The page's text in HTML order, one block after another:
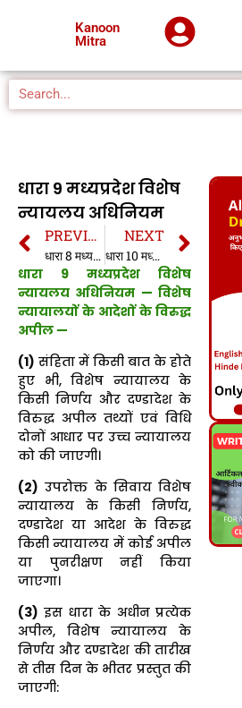
Kanoon
Mitra
धारा 9 मध्यप्रदेश विशेष
न्यायलय अधिनियम
PREVIOUS
धारा 8 मध्यप्रदेश विशेष न्यायलय अधिनियम
NEXT
धारा 10 मध्यप्रदेश विशेष न्यायलय अधिनियम
धारा 9 मध्यप्रदेश विशेष
न्यायलय अधिनियम — विशेष
न्यायालयों के आदेशों के विरुद्ध
अपील —
(1) संहिता में किसी बात के होते
हुए भी, विशेष न्यायालय के
किसी निर्णय और दण्डादेश के
विरुद्ध अपील तथ्यों एवं विधि
दोनों आधार पर उच्च न्यायालय
को की जाएगी।
(2) उपरोक्त के सिवाय विशेष
न्यायालय के किसी निर्णय,
दण्डादेश या आदेश के विरुद्ध
किसी न्यायालय में कोई अपील
या पुनरीक्षण नहीं किया
जाएगा।
(3) इस धारा के अधीन प्रत्येक
अपील, विशेष न्यायालय के
निर्णय और दण्डादेश की तारीख
से तीस दिन के भीतर प्रस्तुत की
जाएगी: